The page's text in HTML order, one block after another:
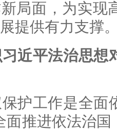
局面，为实现
提供有力支撑
近平法治思想
护工作是全面
面推进依法治